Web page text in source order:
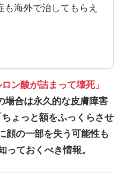
海外で治してもらえ
ン酸が詰まって壊死」
場合は永久的な皮膚障害
ょっと額をふっくらさせ
顔の一部を失う可能性も
ておくべき情報。